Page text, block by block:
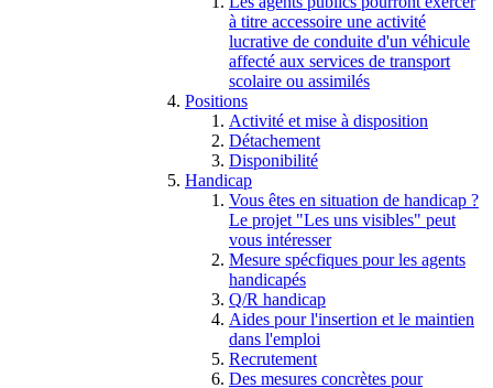
à titre accessoire une activité
lucrative de conduite d'un véhicule
affecté aux services de transport
scolaire ou assimilés
Positions
Activité et mise à disposition
Détachement
Disponibilité
Handicap
Vous êtes en situation de handicap ?
Le projet "Les uns visibles" peut
vous intéresser
Mesure spécfiques pour les agents
handicapés
Q/R handicap
Aides pour l'insertion et le maintien
dans l'emploi
Recrutement
Des mesures concrètes pour